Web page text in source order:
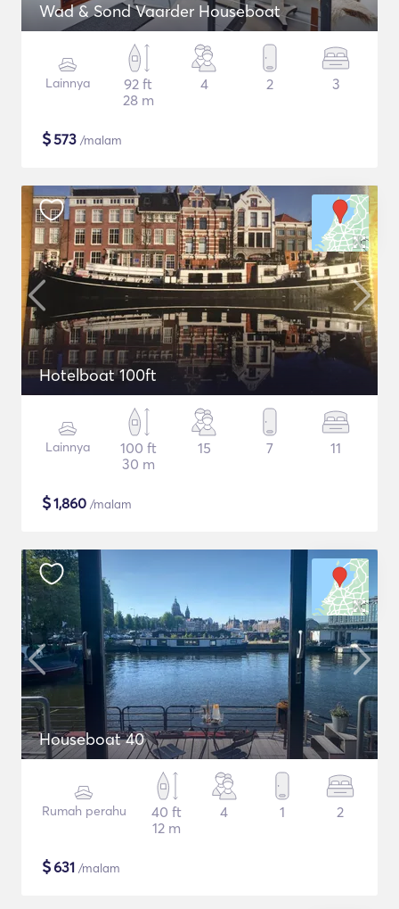
Wad & Sond Vaarder Houseboat
Lainnya
92 ft
28 m
4 2 3
$573 /malam
Hotelboat 100ft
Lainnya
100 ft
30 m
15 7 11
$1,860 /malam
Houseboat 40
Rumah perahu
40 ft
12 m
4 1 2
$631 /malam